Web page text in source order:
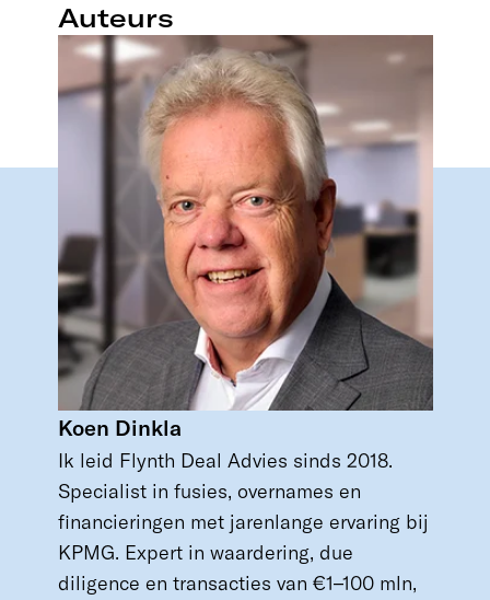
Auteurs
Koen Dinkla
Ik leid Flynth Deal Advies sinds 2018.
Specialist in fusies, overnames en
financieringen met jarenlange ervaring bij
KPMG. Expert in waardering, due
diligence en transacties van €1–100 mln,